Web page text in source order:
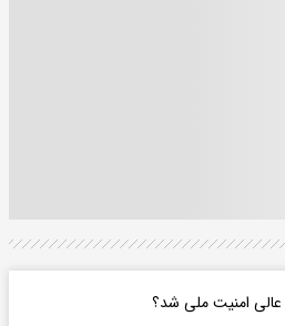
امنیت ملی شد؟